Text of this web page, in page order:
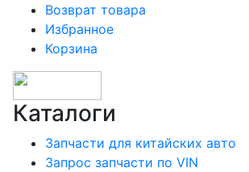
Возврат товара
Избранное
Корзина
Каталоги
Запчасти для китайских авто
Запрос запчасти по VIN